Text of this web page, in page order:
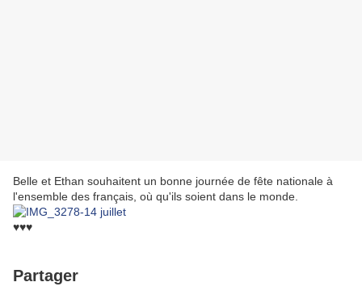
Belle et Ethan souhaitent un bonne journée de fête nationale à
l'ensemble des français, où qu'ils soient dans le monde.
♥♥♥
Partager